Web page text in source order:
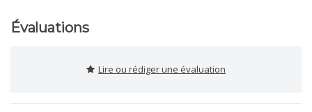
Évaluations
Lire ou rédiger une évaluation